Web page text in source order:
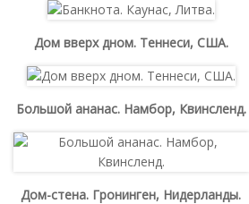
Дом вверх дном. Теннеси, США.
Большой ананас. Намбор, Квинсленд.
Дом-стена. Гронинген, Нидерланды.